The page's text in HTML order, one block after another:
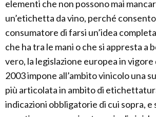
elementi che non possono mai
un’etichetta da vino, perché
consumatore di farsi un’idea
che ha tra le mani o che si appresta a
vero, la legislazione europea in vigore
2003 impone all’ambito vinicolo una
più articolata in ambito di
indicazioni obbligatorie di cui sopra, e